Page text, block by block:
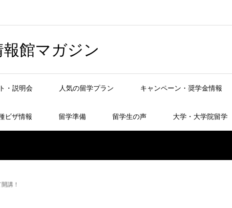
館マガジン
・説明会 人気の留学プラン キャンペーン・奨学金情報
ビザ情報 留学準備 留学生の声 大学・大学院留学
講！